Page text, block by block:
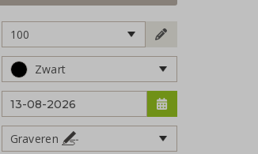
100
Zwart
Graveren